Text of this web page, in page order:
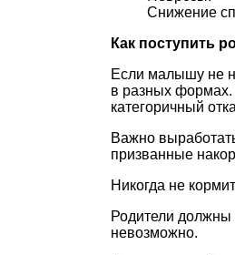
Снижение
Как поступить
Если малышу не
в разных формах.
категоричный
Важно
призванные
Никогда не
Родители должны
невозможно.